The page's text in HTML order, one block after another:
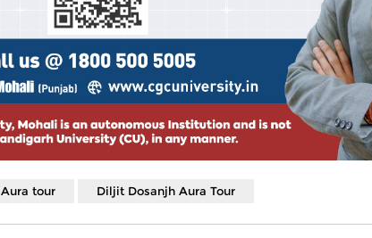
Aura tour Diljit Dosanjh Aura Tour